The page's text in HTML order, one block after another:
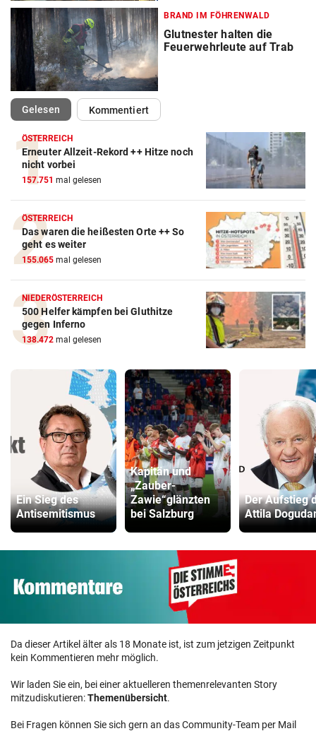
BRAND IM FÖHRENWALD
Glutnester halten die
Feuerwehrleute auf Trab
Gelesen(ausgewählt)Kommentiert
ÖSTERREICH
Erneuter Allzeit-Rekord ++ Hitze noch
nicht vorbei
157.751 mal gelesen
ÖSTERREICH
Das waren die heißesten Orte ++ So
geht es weiter
155.065 mal gelesen
NIEDERÖSTERREICH
500 Helfer kämpfen bei Gluthitze
gegen Inferno
138.472 mal gelesen
Ein Sieg des
Antisemitismus
Kapitän und
„Zauber-
Zawie“glänzten
bei Salzburg
Der Aufstieg
Attila
Da dieser Artikel älter als 18 Monate ist, ist zum jetzigen Zeitpunkt
kein Kommentieren mehr möglich.
Wir laden Sie ein, bei einer aktuelleren themenrelevanten Story
mitzudiskutieren:Themenübersicht.
Bei Fragen können Sie sich gern an das Community-Team per Mail